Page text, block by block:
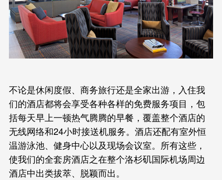
不论是休闲度假、商务旅行还是全家出游，入住我
们的酒店都将会享受各种各样的免费服务项目，包
括每天早上一顿热气腾腾的早餐，覆盖整个酒店的
无线网络和24小时接送机服务。酒店还配有室外恒
温游泳池、健身中心以及现场会议室。所有这些，
使我们的全套房酒店之在整个洛杉矶国际机场周边
酒店中出类拔萃、脱颖而出。